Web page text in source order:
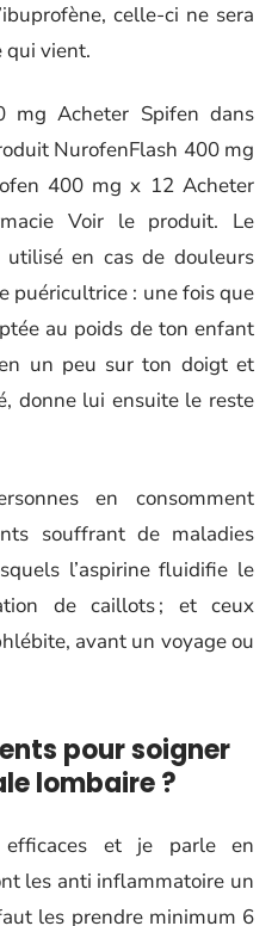
celle-ci ne sera
qui vient.
mg Acheter Spifen dans
NurofenFlash 400 mg
400 mg x 12 Acheter
Voir le produit. Le
en cas de douleurs
puéricultrice : une fois que
au poids de ton enfant
un peu sur ton doigt et
donne lui ensuite le reste
en consomment
souffrant de maladies
l’aspirine fluidifie le
de caillots ; et ceux
avant un voyage ou
pour soigner
lombaire ?
efficaces et je parle en
les anti inflammatoire un
les prendre minimum 6